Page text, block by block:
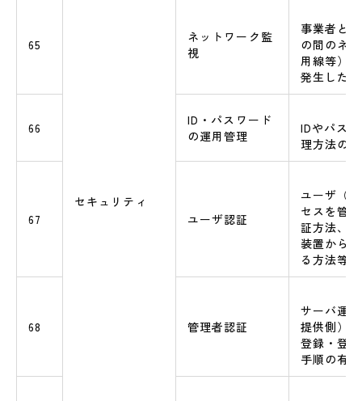
セキュリティ
65
ネットワーク監
視
事業者と
の間のネ
用線等）
発生した
66
ID・パスワード
の運用管理
IDやパス
理方法の
67 ユーザ認証
ユーザ（
セスを管
証方法、
装置から
る方法等
68 管理者認証
サーバ運
提供側）
登録・登
手順の有無